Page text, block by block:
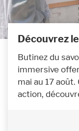
Découvrez
Butinez du
immersive
mai au 17
action,